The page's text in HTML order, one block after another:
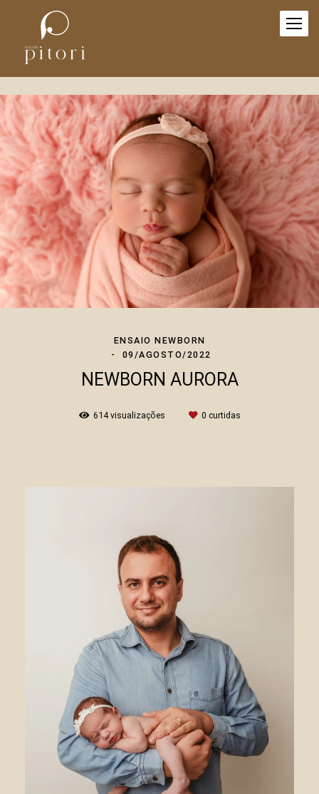
ENSAIO NEWBORN
09/AGOSTO/2022
NEWBORN AURORA
614visualizações 0 curtidas